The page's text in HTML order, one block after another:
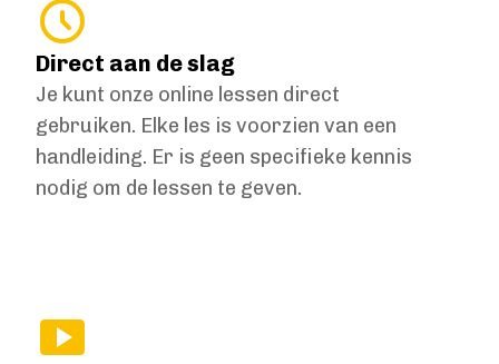
Direct aan de slag
Je kunt onze online lessen direct
gebruiken. Elke les is voorzien van een
handleiding. Er is geen specifieke kennis
nodig om de lessen te geven.